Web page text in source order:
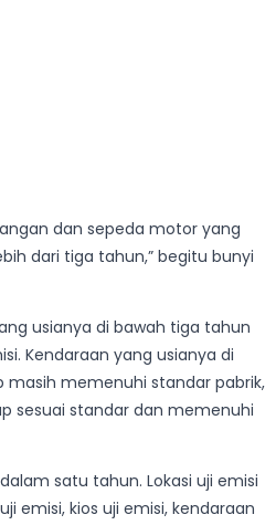
dan sepeda motor yang
dari tiga tahun,” begitu bunyi
usianya di bawah tiga tahun
Kendaraan yang usianya di
memenuhi standar pabrik,
sesuai standar dan memenuhi
satu tahun. Lokasi uji emisi
emisi, kios uji emisi, kendaraan